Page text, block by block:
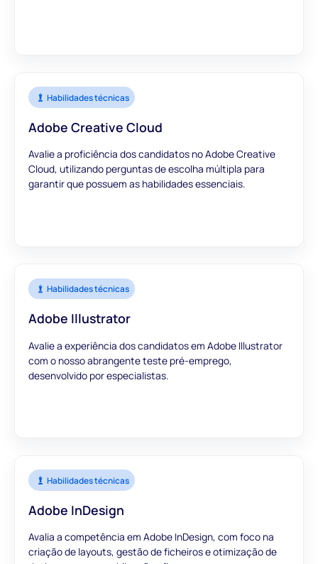
Habilidades técnicas
Adobe Creative Cloud
Avalie a proficiência dos candidatos no Adobe Creative
Cloud, utilizando perguntas de escolha múltipla para
garantir que possuem as habilidades essenciais.
Habilidades técnicas
Adobe Illustrator
Avalie a experiência dos candidatos em Adobe Illustrator
com o nosso abrangente teste pré-emprego,
desenvolvido por especialistas.
Habilidades técnicas
Adobe InDesign
Avalia a competência em Adobe InDesign, com foco na
criação de layouts, gestão de ficheiros e otimização de